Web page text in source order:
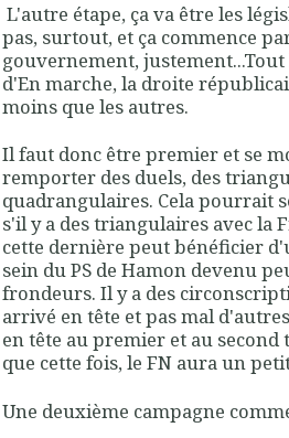
L'autre étape, ça va être les
pas, surtout, et ça commence
gouvernement,
d'En marche, la droite
moins que les autres.
Il faut donc être premier et se
remporter des duels, des
quadrangulaires. Cela pourrait
s'il y a des triangulaires avec la
cette dernière peut bénéficier
sein du PS de Hamon devenu
frondeurs. Il y a des
arrivé en tête et pas mal
en tête au premier et au second
que cette fois, le FN aura un
Une deuxième campagne